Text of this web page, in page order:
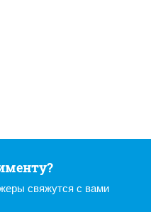
свяжутся с вами